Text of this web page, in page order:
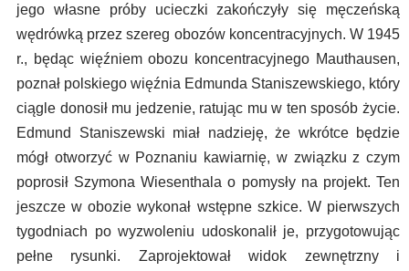
jego własne próby ucieczki zakończyły się męczeńską
wędrówką przez szereg obozów koncentracyjnych. W 1945
r., będąc więźniem obozu koncentracyjnego Mauthausen,
poznał polskiego więźnia Edmunda Staniszewskiego, który
ciągle donosił mu jedzenie, ratując mu w ten sposób życie.
Edmund Staniszewski miał nadzieję, że wkrótce będzie
mógł otworzyć w Poznaniu kawiarnię, w związku z czym
poprosił Szymona Wiesenthala o pomysły na projekt. Ten
jeszcze w obozie wykonał wstępne szkice. W pierwszych
tygodniach po wyzwoleniu udoskonalił je, przygotowując
pełne rysunki. Zaprojektował widok zewnętrzny i